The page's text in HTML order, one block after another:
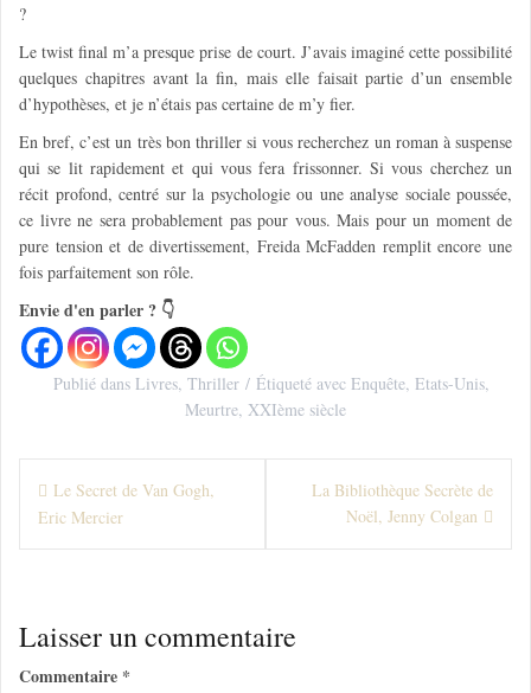
?
Le twist final m’a presque prise de court. J’avais imaginé cette possibilité
quelques chapitres avant la fin, mais elle faisait partie d’un ensemble
d’hypothèses, et je n’étais pas certaine de m’y fier.
En bref, c’est un très bon thriller si vous recherchez un roman à suspense
qui se lit rapidement et qui vous fera frissonner. Si vous cherchez un
récit profond, centré sur la psychologie ou une analyse sociale poussée,
ce livre ne sera probablement pas pour vous. Mais pour un moment de
pure tension et de divertissement, Freida McFadden remplit encore une
fois parfaitement son rôle.
Envie d'en parler ? 👇
Publié dans Livres, Thriller Étiqueté avec Enquête, Etats-Unis,
Meurtre, XXIème siècle
N
i
g
Le Secret de Van Gogh,
Eric Mercier
La Bibliothèque Secrète de
Noël, Jenny Colgan
Laisser un commentaire
Commentaire *